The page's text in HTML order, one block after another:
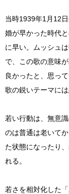
当時1939年1月12
婚が早かった時代
に早い。ムッシュ
で、この歌の意味
良かったと、思っ
歌の鋭いテーマに
若い行動は、無意
のは普通は老いて
た状態になったり
れる。
若さを相対化した